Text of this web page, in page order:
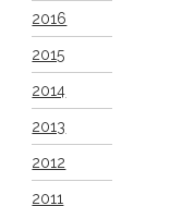
2016
2015
2014
2013
2012
2011